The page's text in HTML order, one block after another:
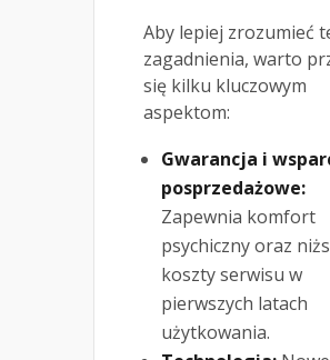
Aby lepiej zrozumieć
zagadnienia, warto
się kilku kluczowym
aspektom:
Gwarancja i
posprzedażowe:
Zapewnia komfort
psychiczny oraz
koszty serwisu w
pierwszych latach
użytkowania.